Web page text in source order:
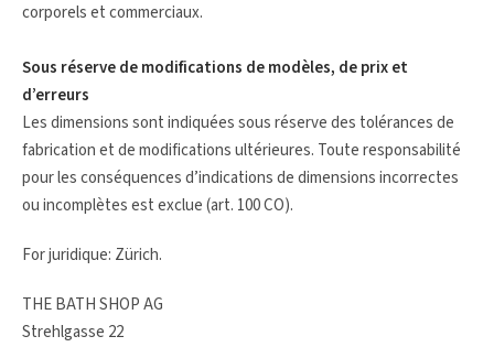
corporels et commerciaux.
Sous réserve de modifications de modèles, de prix et
d’erreurs
Les dimensions sont indiquées sous réserve des tolérances de
fabrication et de modifications ultérieures. Toute responsabilité
pour les conséquences d’indications de dimensions incorrectes
ou incomplètes est exclue (art. 100 CO).
For juridique: Zürich.
THE BATH SHOP AG
Strehlgasse 22